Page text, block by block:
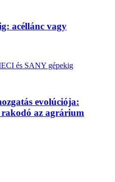
acéllánc vagy
evolúciója:
rakodó az agrárium